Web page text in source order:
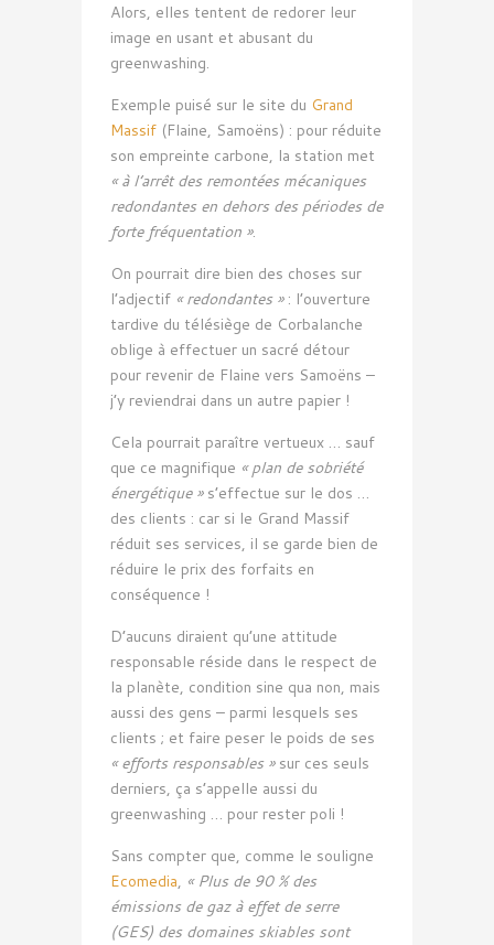
Alors, elles tentent de redorer leur
image en usant et abusant du
greenwashing.
Exemple puisé sur le site du Grand
Massif (Flaine, Samoëns) : pour réduite
son empreinte carbone, la station met
« à l’arrêt des remontées mécaniques
redondantes en dehors des périodes de
forte fréquentation ».
On pourrait dire bien des choses sur
l’adjectif « redondantes » : l’ouverture
tardive du télésiège de Corbalanche
oblige à effectuer un sacré détour
pour revenir de Flaine vers Samoëns –
j’y reviendrai dans un autre papier !
Cela pourrait paraître vertueux … sauf
que ce magnifique « plan de sobriété
énergétique »s’effectue sur le dos …
des clients : car si le Grand Massif
réduit ses services, il se garde bien de
réduire le prix des forfaits en
conséquence !
D’aucuns diraient qu’une attitude
responsable réside dans le respect de
la planète, condition sine qua non, mais
aussi des gens – parmi lesquels ses
clients ; et faire peser le poids de ses
« efforts responsables »sur ces seuls
derniers, ça s’appelle aussi du
greenwashing … pour rester poli !
Sans compter que, comme le souligne
Ecomedia, « Plus de 90 % des
émissions de gaz à effet de serre
(GES) des domaines skiables sont